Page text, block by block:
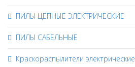
ПИЛЫ ЦЕПНЫЕ ЭЛЕКТРИЧЕСКИЕ
ПИЛЫ САБЕЛЬНЫЕ
Краскораспылители электрические